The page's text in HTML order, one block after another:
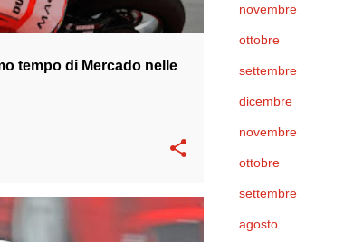
tempo di Mercado nelle
novembre
ottobre
settembre
dicembre
novembre
ottobre
settembre
agosto